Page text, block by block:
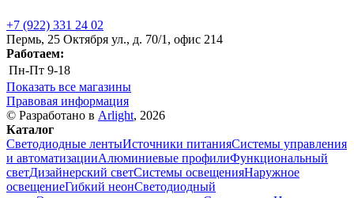
+7 (922) 331 24 02
Пермь, 25 Октября ул., д. 70/1, офис 214
Работаем:
Пн-Пт 9-18
Показать все магазины
Правовая информация
© Разработано в Arlight, 2026
Каталог
Светодиодные лентыИсточники питанияСистемы управления
и автоматизацииАлюминиевые профилиФункциональный
светДизайнерский светСистемы освещенияНаружное
освещениеГибкий неонСветодиодный